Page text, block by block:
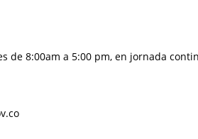
de 8:00am a 5:00 pm, en jornada